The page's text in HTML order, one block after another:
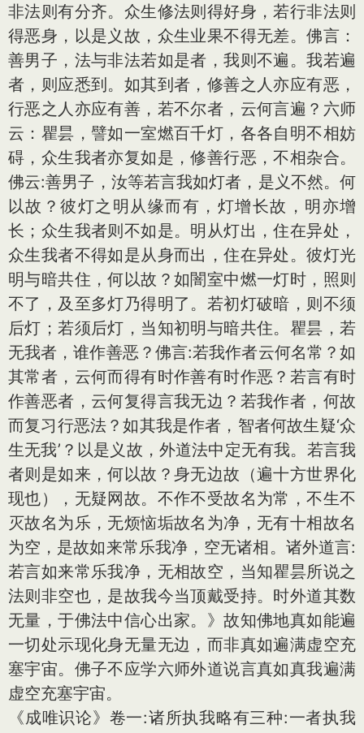
非法则有分齐。众生修法则得好身，若行非法则
得恶身，以是义故，众生业果不得无差。佛言：
善男子，法与非法若如是者，我则不遍。我若遍
者，则应悉到。如其到者，修善之人亦应有恶，
行恶之人亦应有善，若不尔者，云何言遍？六师
云：瞿昙，譬如一室燃百千灯，各各自明不相妨
碍，众生我者亦复如是，修善行恶，不相杂合。
佛云:善男子，汝等若言我如灯者，是义不然。何
以故？彼灯之明从缘而有，灯增长故，明亦增
长；众生我者则不如是。明从灯出，住在异处，
众生我者不得如是从身而出，住在异处。彼灯光
明与暗共住，何以故？如闇室中燃一灯时，照则
不了，及至多灯乃得明了。若初灯破暗，则不须
后灯；若须后灯，当知初明与暗共住。瞿昙，若
无我者，谁作善恶？佛言:若我作者云何名常？如
其常者，云何而得有时作善有时作恶？若言有时
作善恶者，云何复得言我无边？若我作者，何故
而复习行恶法？如其我是作者，智者何故生疑‘众
生无我’？以是义故，外道法中定无有我。若言我
者则是如来，何以故？身无边故（遍十方世界化
现也），无疑网故。不作不受故名为常，不生不
灭故名为乐，无烦恼垢故名为净，无有十相故名
为空，是故如来常乐我净，空无诸相。诸外道言:
若言如来常乐我净，无相故空，当知瞿昙所说之
法则非空也，是故我今当顶戴受持。时外道其数
无量，于佛法中信心出家。》故知佛地真如能遍
一切处示现化身无量无边，而非真如遍满虚空充
塞宇宙。佛子不应学六师外道说言真如真我遍满
虚空充塞宇宙。
《成唯识论》卷一:诸所执我略有三种:一者执我